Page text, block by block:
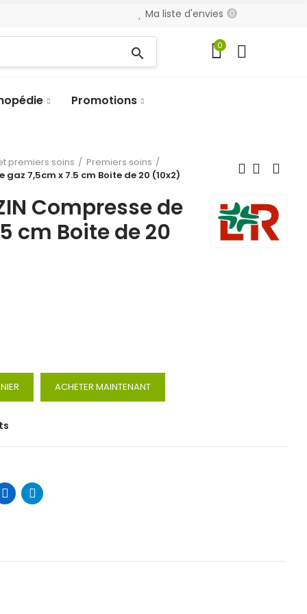
Ma liste d'envies 0
search 0
Promotions
premiers soins
Premiers soins
gaz 7,5cm x 7.5 cm Boite de 20 (10x2)
Compresse de
cm Boite de 20
ACHETER MAINTENANT